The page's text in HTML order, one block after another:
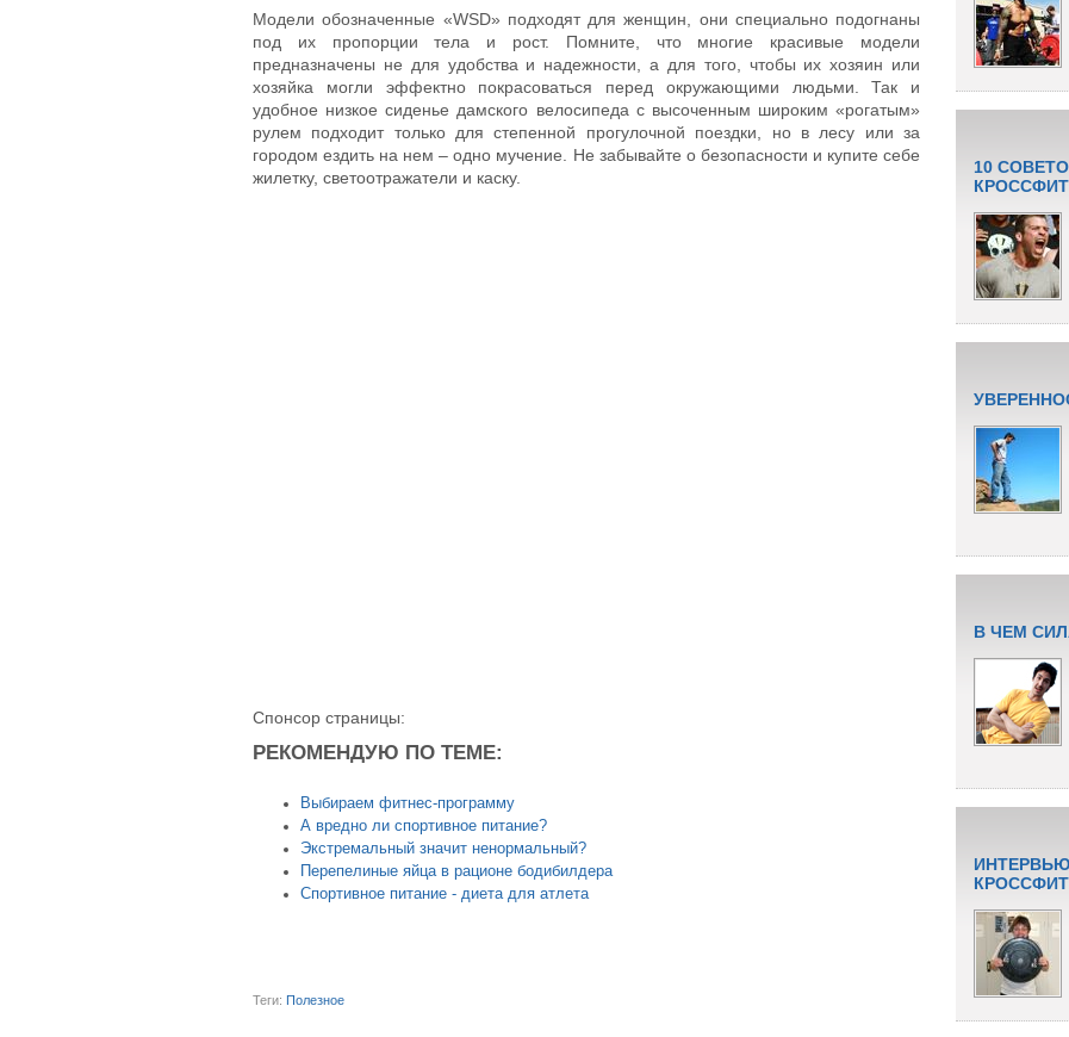
Модели обозначенные «WSD» подходят для женщин, они специально подогнаны
под их пропорции тела и рост. Помните, что многие красивые модели
предназначены не для удобства и надежности, а для того, чтобы их хозяин или
хозяйка могли эффектно покрасоваться перед окружающими людьми. Так и
удобное низкое сиденье дамского велосипеда с высоченным широким «рогатым»
рулем подходит только для степенной прогулочной поездки, но в лесу или за
городом ездить на нем – одно мучение. Не забывайте о безопасности и купите себе
жилетку, светоотражатели и каску.
Спонсор страницы:
РЕКОМЕНДУЮ ПО ТЕМЕ:
Выбираем фитнес-программу
А вредно ли спортивное питание?
Экстремальный значит ненормальный?
Перепелиные яйца в рационе бодибилдера
Спортивное питание - диета для атлета
Теги: Полезное
10
В ЧЕМ